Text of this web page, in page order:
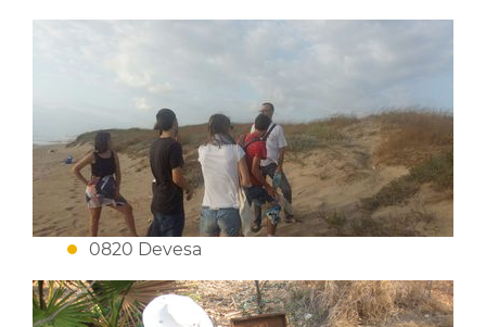
0820 Devesa